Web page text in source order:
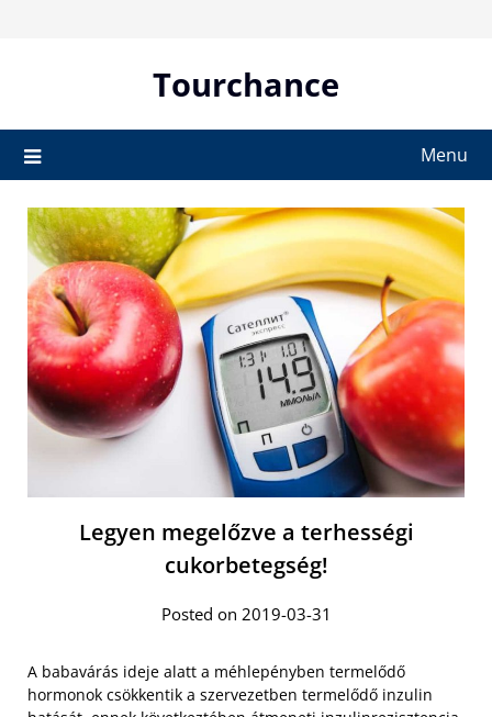
Tourchance
Menu
Legyen megelőzve a terhességi
cukorbetegség!
Posted on 2019-03-31
A babavárás ideje alatt a méhlepényben termelődő
hormonok csökkentik a szervezetben termelődő inzulin